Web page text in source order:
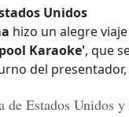
Unidos
hizo un alegre
Karaoke', que
del presentador,
de Estados Unidos y